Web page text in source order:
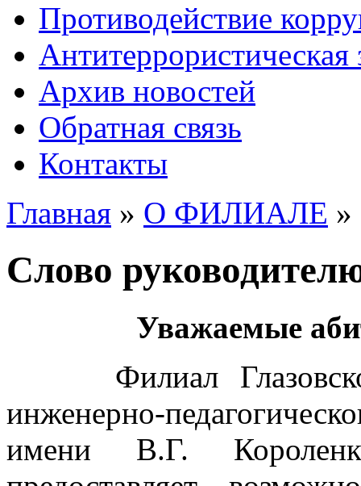
Противодействие
Архив новостей
Обратная связь
Контакты
Главная » О ФИЛИАЛЕ »
Слово
Уважаемые
Филиал
инженерно-
имени В.Г.